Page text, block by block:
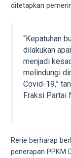
sections
choose
favorite
anal,
ditetapkan
“Kepatuhan
dilakukan
menjadi
melindungi
Covid-19,”
Fraksi Partai
Rerie berharap
penerapan PPKM